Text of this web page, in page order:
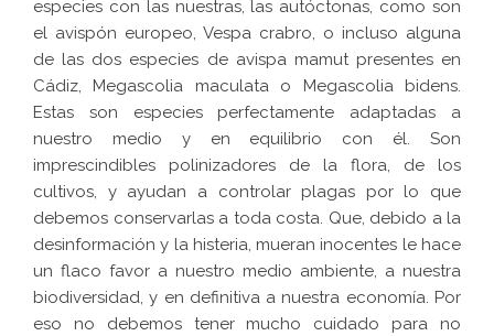
especies con las nuestras, las autóctonas, como son
el avispón europeo, Vespa crabro, o incluso alguna
de las dos especies de avispa mamut presentes en
Cádiz, Megascolia maculata o Megascolia bidens.
Estas son especies perfectamente adaptadas a
nuestro medio y en equilibrio con él. Son
imprescindibles polinizadores de la flora, de los
cultivos, y ayudan a controlar plagas por lo que
debemos conservarlas a toda costa. Que, debido a la
desinformación y la histeria, mueran inocentes le hace
un flaco favor a nuestro medio ambiente, a nuestra
biodiversidad, y en definitiva a nuestra economía. Por
eso no debemos tener mucho cuidado para no